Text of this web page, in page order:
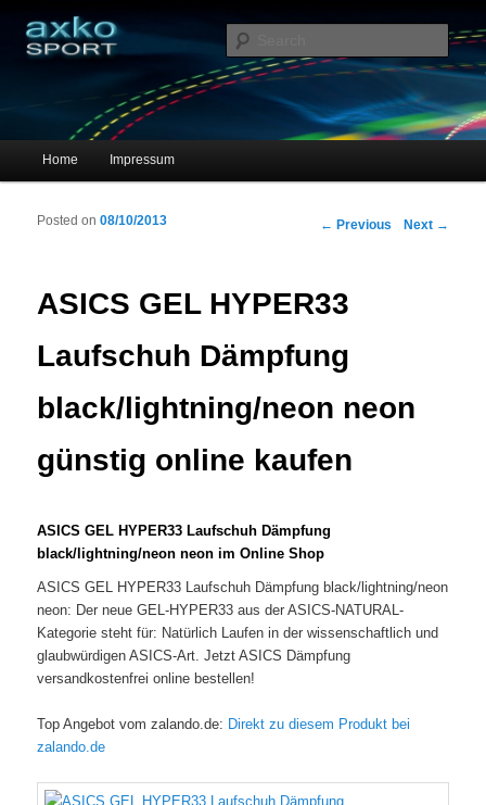
axko-sport – Sportschuhe online
Main menu
Skip to primary content
Skip to secondary content
Home Impressum
Post navigation
← Previous Next →
ASICS GEL HYPER33
Laufschuh Dämpfung
black/lightning/neon neon
günstig online kaufen
Posted on08/10/2013
ASICS GEL HYPER33 Laufschuh Dämpfung
black/lightning/neon neon im Online Shop
ASICS GEL HYPER33 Laufschuh Dämpfung black/lightning/neon
neon: Der neue GEL-HYPER33 aus der ASICS-NATURAL-
Kategorie steht für: Natürlich Laufen in der wissenschaftlich und
glaubwürdigen ASICS-Art. Jetzt ASICS Dämpfung
versandkostenfrei online bestellen!
Top Angebot vom zalando.de: Direkt zu diesem Produkt bei
zalando.de